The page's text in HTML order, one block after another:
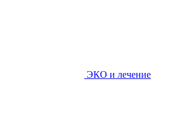
ЭКО и лечение